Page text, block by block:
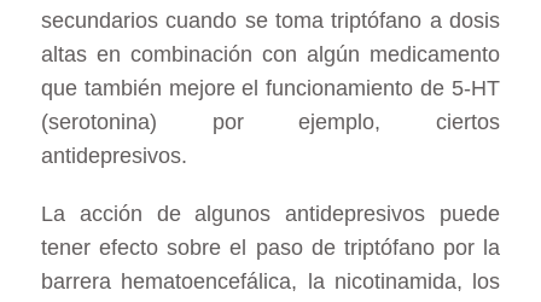
secundarios cuando se toma triptófano a dosis
altas en combinación con algún medicamento
que también mejore el funcionamiento de 5-HT
(serotonina) por ejemplo, ciertos
antidepresivos.
La acción de algunos antidepresivos puede
tener efecto sobre el paso de triptófano por la
barrera hematoencefálica, la nicotinamida, los